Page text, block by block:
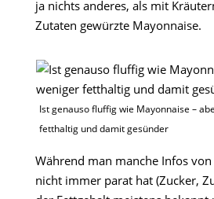
ja nichts anderes, als mit
Zutaten gewürzte Mayonnaise.
Ist genauso fluffig wie Mayonnaise –
fetthaltig und damit gesünder
Während man manche Infos
nicht immer parat hat (Zucker,